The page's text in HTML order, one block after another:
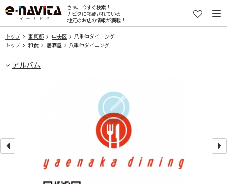
さぁ、今すぐ検索！
ナビタに掲載されている
地元のお店の情報が満載！
トップ 東京都 中央区
八重仲ダイニング
トップ
和食 居酒屋 八重仲ダイニング
アルバム